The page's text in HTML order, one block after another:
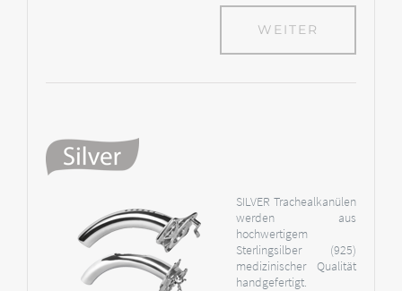
WEITER
SILVER Trachealkanülen
werden aus
hochwertigem
Sterlingsilber (925)
medizinischer Qualität
handgefertigt.